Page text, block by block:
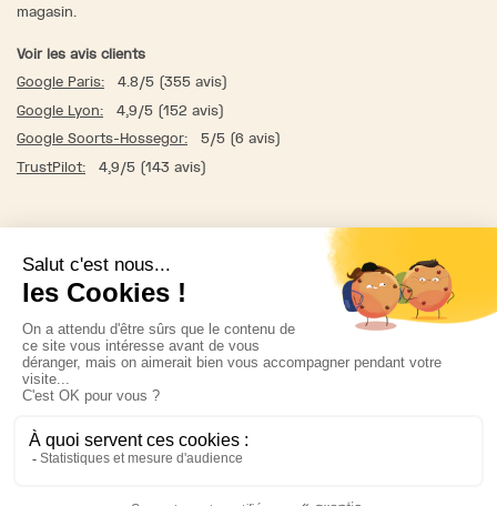
magasin.
Voir les avis clients
Google Paris:
4.8/5 (355 avis)
Google Lyon:
4,9/5 (152 avis)
Google Soorts-Hossegor:
5/5 (6 avis)
TrustPilot:
4,9/5 (143 avis)
C.G.V & Mentions légales
Livraison & Retour
Facebook